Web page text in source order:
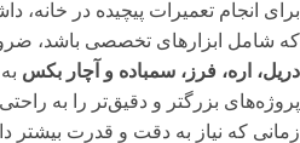
برای انجام تعمیرات پیچیده در خانه،
که شامل ابزارهای تخصصی باشد،
دریل، اره، فرز، سمباده و آچار بکس
پروژه‌های بزرگتر و دقیق‌تر را به راحتی
زمانی که نیاز به دقت و قدرت بیشتر